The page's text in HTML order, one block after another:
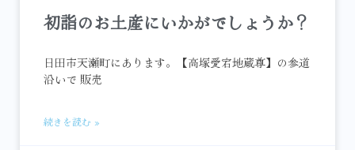
初詣のお土産にいかがでしょうか？
日田市天瀬町にあります。【高塚愛宕地蔵尊】の参道
沿いで 販売
続きを読む »